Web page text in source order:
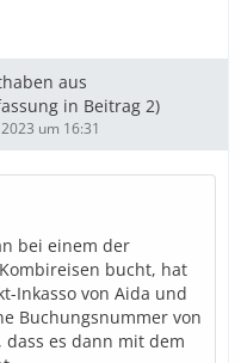
aus
in Beitrag 2)
um 16:31
bei einem der
bucht, hat
Inkasso von Aida und
Buchungsnummer von
es dann mit dem